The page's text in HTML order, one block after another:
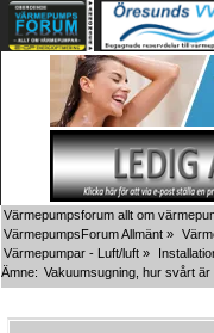
Värmepumpsforum allt om
VärmepumpsForum Allmänt »
Värmepumpar - Luft/luft »
Ämne: Vakuumsugning, hur svårt är